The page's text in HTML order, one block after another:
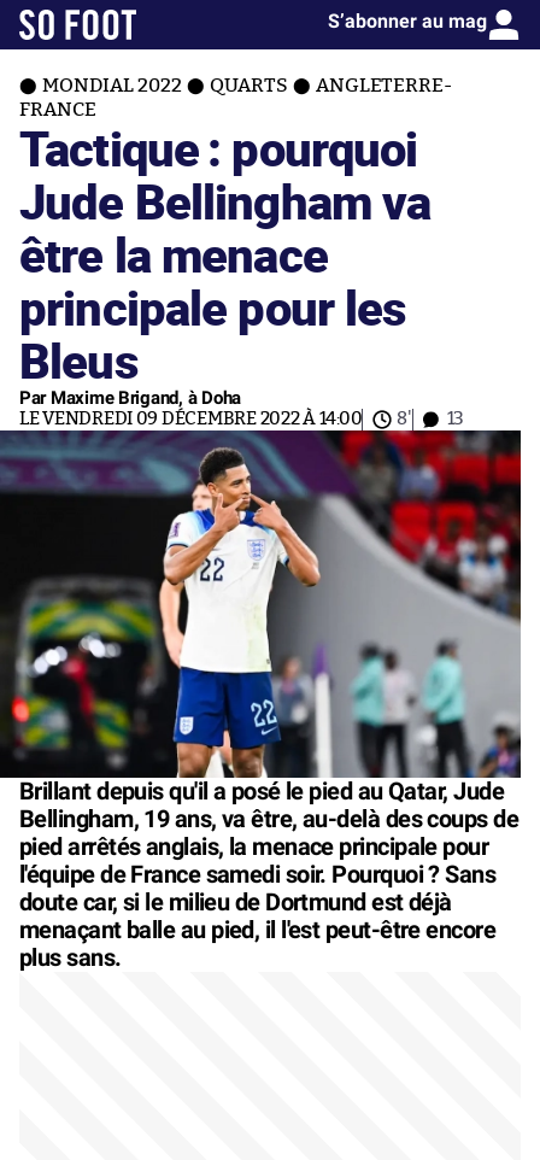
S’abonner au mag
MONDIAL 2022 QUARTS
ANGLETERRE-
FRANCE
Tactique : pourquoi
Jude Bellingham va
être la menace
principale pour les
Bleus
Par Maxime Brigand, à Doha
LE VENDREDI 09 DÉCEMBRE 2022 À 14:00 8' 13
Brillant depuis qu'il a posé le pied au Qatar, Jude
Bellingham, 19 ans, va être, au-delà des coups de
pied arrêtés anglais, la menace principale pour
l'équipe de France samedi soir. Pourquoi ? Sans
doute car, si le milieu de Dortmund est déjà
menaçant balle au pied, il l'est peut-être encore
plus sans.